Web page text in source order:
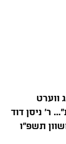
ווערט
ר’ ניסן דוד
תשפ”ו